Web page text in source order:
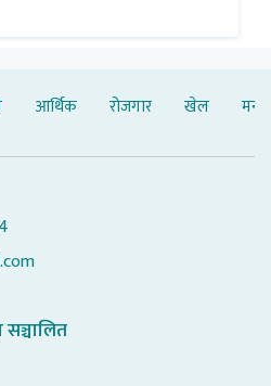
आर्थिक रोजगार खेल
सञ्चालित